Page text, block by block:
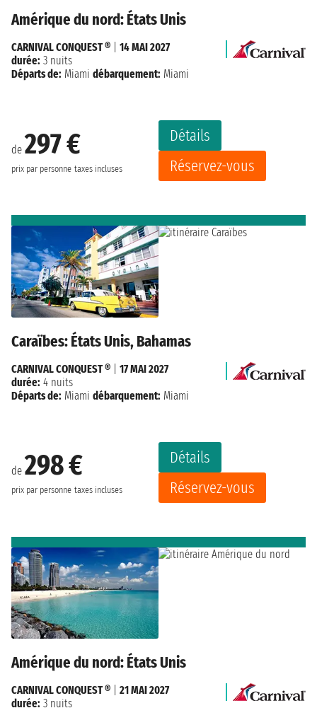
Amérique du nord: États Unis
de 297 €
prix par personne taxes incluses
Détails
Réservez-vous
CARNIVAL CONQUEST ®
14 MAI 2027
durée: 3 nuits
Départs de: Miami débarquement: Miami
Caraïbes: États Unis, Bahamas
de 298 €
prix par personne taxes incluses
Détails
Réservez-vous
CARNIVAL CONQUEST ®
17 MAI 2027
durée: 4 nuits
Départs de: Miami débarquement: Miami
Amérique du nord: États Unis
CARNIVAL CONQUEST ®
21 MAI 2027
durée: 3 nuits